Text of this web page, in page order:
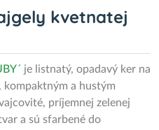
kvetnatej
je listnatý, opadavý ker na
a hustým
príjemnej zelenej
a sú sfarbené do